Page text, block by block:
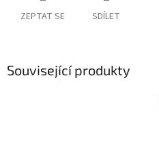
ZEPTAT SE SDÍLET
Související produkty